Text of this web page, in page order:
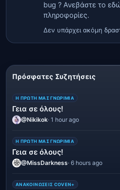
bug ? Ανεβάστε το
πληροφορίες.
Δεν υπάρχει ακόμη
Πρόσφατες Συζητήσεις
Η ΠΡΏΤΗ ΜΑΣ ΓΝΩΡΙΜΊΑ
Γεια σε όλους!
@Nikikok· 1 hour ago
Η ΠΡΏΤΗ ΜΑΣ ΓΝΩΡΙΜΊΑ
Γεια σε όλους!
@MissDarkness· 6 hours ago
ΑΝΑΚΟΙΝΏΣΕΙΣ COVEN+